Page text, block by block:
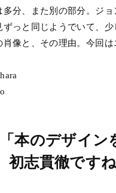
分、また別の部分。ジ
ずっと同じようでいて、
像と、その理由。今回
本のデザイン
初志貫徹です